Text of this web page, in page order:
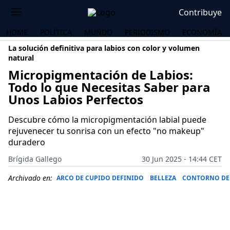
Contribuye
HOME POLÍTICA MUNDO PERIODISMO
ECONOMÍA
La solución definitiva para labios con color y volumen
natural
Micropigmentación de Labios:
Todo lo que Necesitas Saber para
Unos Labios Perfectos
Descubre cómo la micropigmentación labial puede
rejuvenecer tu sonrisa con un efecto "no makeup"
duradero
Brígida Gallego
30 Jun 2025 - 14:44 CET
Archivado en: ARCO DE CUPIDO DEFINIDO BELLEZA CONTORNO